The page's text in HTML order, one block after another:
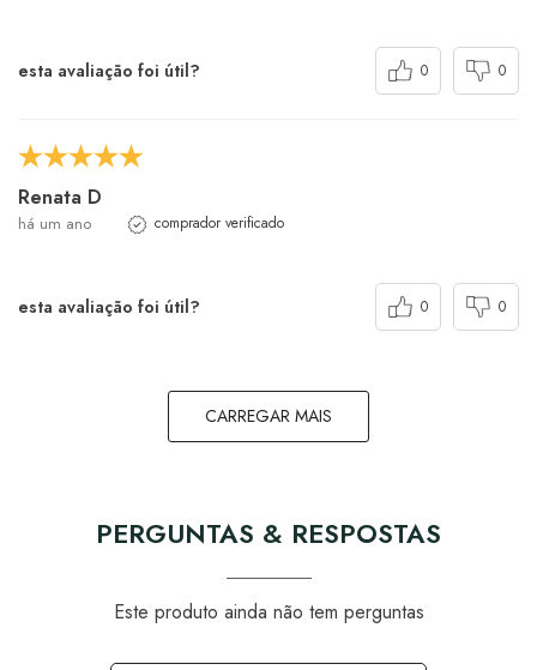
esta avaliação foi útil? 0 0
Renata D
há um ano comprador verificado
esta avaliação foi útil? 0 0
CARREGAR MAIS
PERGUNTAS & RESPOSTAS
Este produto ainda não tem perguntas